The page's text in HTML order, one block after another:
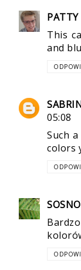
This
and
05:08
Such
colors